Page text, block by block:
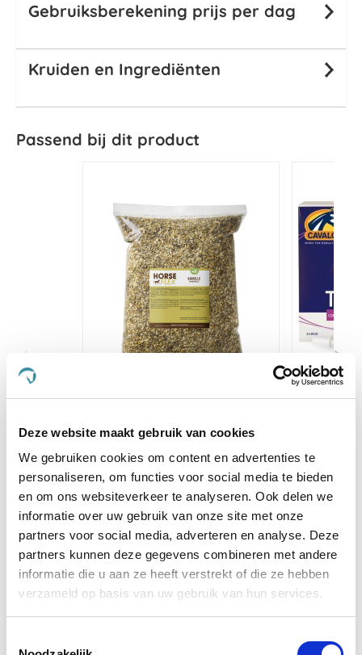
Deze website maakt gebruik van cookies
We gebruiken cookies om content en advertenties te
personaliseren, om functies voor social media te bieden
en om ons websiteverkeer te analyseren. Ook delen we
informatie over uw gebruik van onze site met onze
partners voor social media, adverteren en analyse. Deze
partners kunnen deze gegevens combineren met andere
informatie die u aan ze heeft verstrekt of die ze hebben
verzameld op basis van uw gebruik van hun services.
Gebruiksberekening prijs per dag
Kruiden en Ingrediënten
Passend bij dit product
HorseFlex Kamille
Voeg toe aan winkeltas
Anderen kochten ook